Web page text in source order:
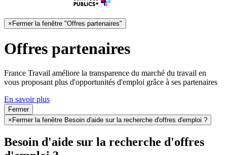
×Fermer la fenêtre "Offres partenaires"
Offres partenaires
France Travail améliore la transparence du marché du travail en
vous proposant plus d'opportunités d'emploi grâce à ses partenaires
En savoir plus
Fermer
× Fermer la fenêtre Besoin d'aide sur la recherche d'offres d'emploi ?
Besoin d'aide sur la recherche d'offres